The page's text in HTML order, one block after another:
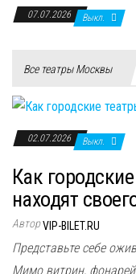
07.07.2026 Выкл.
Все театры Москвы
02.07.2026 Выкл.
Как
находят
АвторVIP-BILET.RU
Представьте себе
Мимо витрин,